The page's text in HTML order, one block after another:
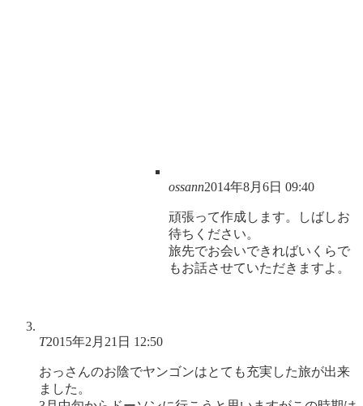
ossann2014年8月6日 09:40
頑張って作成します。しばしお
待ちください。
旅先でお会いできればいくらで
もお話させていただきますよ。
T2015年2月21日 12:50
おっさんのお陰でヤンゴンはとても充実した旅が出来
ました。